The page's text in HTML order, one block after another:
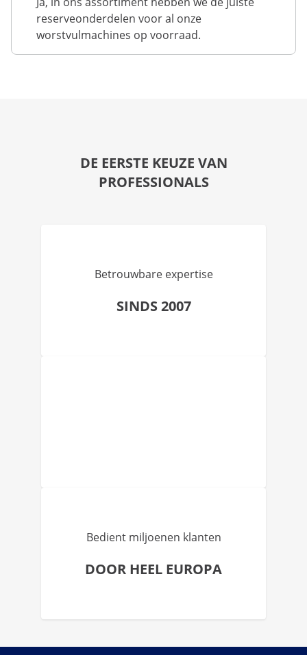
reserveonderdelen voor al onze
worstvulmachines op voorraad.
DE EERSTE KEUZE VAN
PROFESSIONALS
Betrouwbare expertise
SINDS 2007
Bedient miljoenen klanten
DOOR HEEL EUROPA